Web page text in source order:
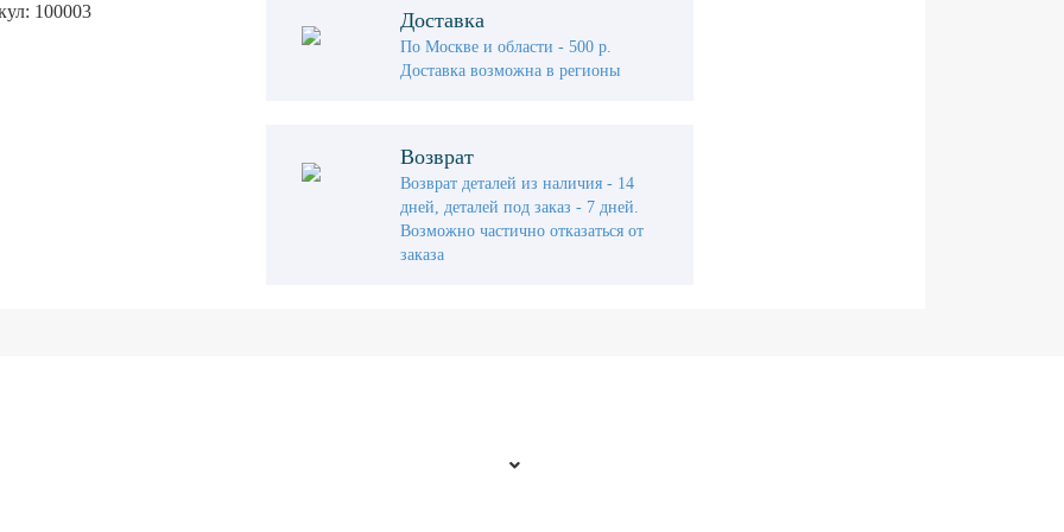
100003
Доставка
По Москве и области - 500 р.
Доставка возможна в регионы
Возврат
Возврат деталей из наличия - 14
дней, деталей под заказ - 7 дней.
Возможно частично отказаться от
заказа